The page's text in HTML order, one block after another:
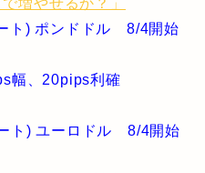
増やせるか？」
ト) ポンドドル 8/4開始
幅、20pips利確
ト) ユーロドル 8/4開始